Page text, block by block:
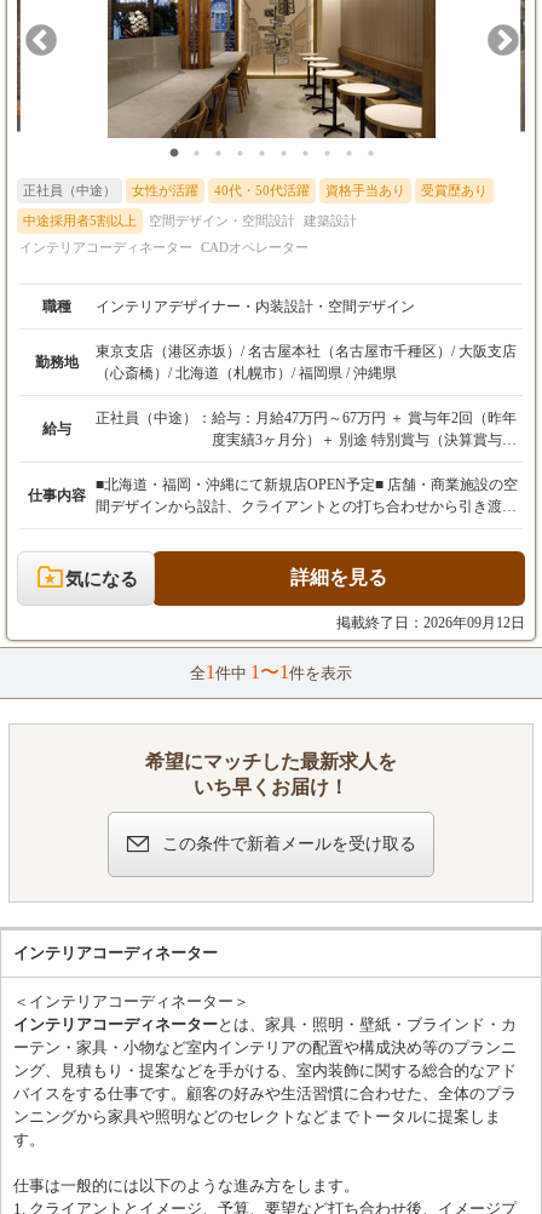
【年収例】
・年収300万円／23歳（経験1年／代行者）
・年収384万円／25歳（経験3年／店長）
※試用期間3ヶ月あり（期間中の給与・待遇は
変わりません）
正社員（中途） 女性が活躍 40代・50代活躍 資格手当あり 受賞歴あり
中途採用者5割以上 空間デザイン・空間設計 建築設計
インテリアコーディネーター
CADオペレーター
職種 インテリアデザイナー・内装設計・空間デザイン
勤務地
東京支店（港区赤坂）/ 名古屋本社（名古屋市千種区）/ 大阪支店
（心斎橋）/ 北海道（札幌市）/ 福岡県 / 沖縄県
給与
正社員（中途）： 給与：月給47万円～67万円 ＋ 賞与年2回（昨年
度実績3ヶ月分）＋ 別途 特別賞与（決算賞与）
あり
※経験、能力、前職の給与などを最大限考慮
し、給与額を決定いたします。
※上記月給には、固定残業代（月45時間分／7
万円～9万円以上）を含みます。超過分は別途
全額支給いたします。
※試用期間6ヶ月あり（期間中の待遇に変更は
ありません）。
【年収例】
880万円（入社8年／月給40万円＋賞与）
1040万円（入社15年／月給45万円＋賞与）
です。
仕事内容
■北海道・福岡・沖縄にて新規店OPEN予定■ 店舗・商業施設の空
間デザインから設計、クライアントとの打ち合わせから引き渡し
まで、一貫して携わっていただきます！ お客様の夢を形にし、多
くの人々を惹きつけ、笑顔にする空間を創造する、やりがいに満
ちた仕事です。 【具体的な業務内容】 ・クライアントとの打ち
合わせ、ヒアリング、コンセプト立案 ・店舗設計、デザイン（Ve
ctorworksを使用。基礎知識があれば、経験豊富な上司が丁寧に指
導しますのでご安心ください） ・引き渡し ご経験や希望に応じ
かのポジションで選考可能です。 「自分の経験がどの職種に合う
かわからない」という方も、まずはお気軽にご応募ください！
【手がける案件】 ・フィットネスクラブ、サウナ、ビジネスホテ
な商業施設。 ・設計から施工まで一貫して手がける案件が約8
割。残りは施工からの参加となります。 ・工期は1案件あたり1～
2ヶ月程度。並行案件は通常1～2件、繁忙期で4件程度です。 ・1
案件あたり約50名の職人をまとめ、プロジェクトを推進します。
【この仕事のやりがい】 お客様の想像を超えるクオリティを実現
し、「タクトデザイン工房に頼んでよかった」「ここまでこだわ
ってくれてありがとう」といった感謝の言葉をいただけた時、大
数々の一流店舗・施設を生み出す醍醐味を味わってください。
気になる 詳細を見る
掲載終了日：2026年09月12日
全1 件中 1〜1 件を表示
希望にマッチした最新求人を
いち早くお届け！
この条件で新着メールを受け取る
インテリアコーディネーター
＜インテリアコーディネーター＞
インテリアコーディネーターとは、家具・照明・壁紙・ブラインド・カ
ーテン・家具・小物など室内インテリアの配置や構成決め等のプランニ
ング、見積もり・提案などを手がける、室内装飾に関する総合的なアド
バイスをする仕事です。顧客の好みや生活習慣に合わせた、全体のプラ
ンニングから家具や照明などのセレクトなどまでトータルに提案しま
す。
仕事は一般的には以下のような進み方をします。
1. クライアントとイメージ、予算、要望など打ち合わせ後、イメージプ